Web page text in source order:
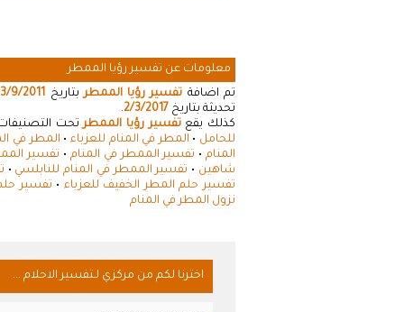
معلومات عن تفسير رؤيا الممطر
تم اضافة تفسير رؤيا الممطربتاريخ 9/2011
تحديثة بتاريخ 2/3/2017
.
كذلك يقعتفسير رؤيا الممطرتحت التصنيفات
للحامل • المطر في المنام للعزباء • المطر في
المنام• تفسير الممطر في المنام • تفسير
شاهين • تفسير الممطر في المنام للنابلسي •
تفسير حلم المطر الخفيف للعزباء • تفسير
نزول المطر في المنام
اخترنا لكم من مركزي لـتفسير الاحلام ...